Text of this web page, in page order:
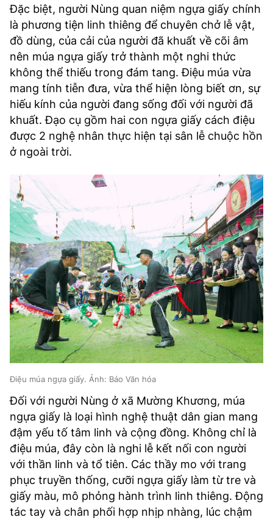
Đặc biệt, người Nùng quan niệm ngựa giấy chính
là phương tiện linh thiêng để chuyên chở lễ vật,
đồ dùng, của cải của người đã khuất về cõi âm
nên múa ngựa giấy trở thành một nghi thức
không thể thiếu trong đám tang. Điệu múa vừa
mang tính tiễn đưa, vừa thể hiện lòng biết ơn, sự
hiếu kính của người đang sống đối với người đã
khuất. Đạo cụ gồm hai con ngựa giấy cách điệu
được 2 nghệ nhân thực hiện tại sân lễ chuộc hồn
ở ngoài trời.
Điệu múa ngựa giấy. Ảnh: Báo Văn hóa
Đối với người Nùng ở xã Mường Khương, múa
ngựa giấy là loại hình nghệ thuật dân gian mang
đậm yếu tố tâm linh và cộng đồng. Không chỉ là
điệu múa, đây còn là nghi lễ kết nối con người
với thần linh và tổ tiên. Các thầy mo với trang
phục truyền thống, cưỡi ngựa giấy làm từ tre và
giấy màu, mô phỏng hành trình linh thiêng. Động
tác tay và chân phối hợp nhịp nhàng, lúc chậm